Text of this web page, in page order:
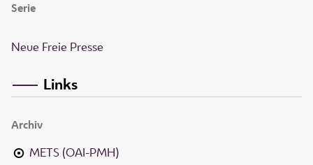
Serie
Neue Freie Presse
Links
Archiv
METS (OAI-PMH)